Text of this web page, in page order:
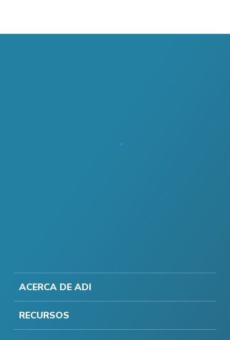
ACERCA DE ADI
RECURSOS